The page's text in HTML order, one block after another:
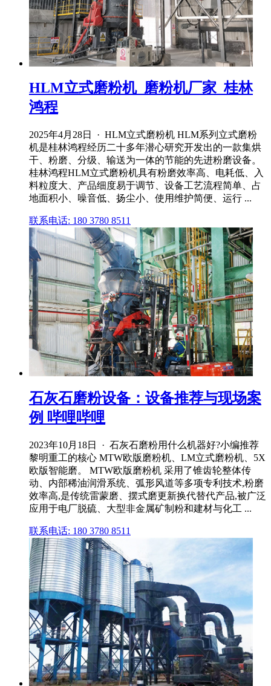
HLM立式磨粉机_磨粉机厂家_桂林
鸿程
2025年4月28日 · HLM立式磨粉机 HLM系列立式磨粉
机是桂林鸿程经历二十多年潜心研究开发出的一款集烘
干、粉磨、分级、输送为一体的节能的先进粉磨设备。
桂林鸿程HLM立式磨粉机具有粉磨效率高、电耗低、入
料粒度大、产品细度易于调节、设备工艺流程简单、占
地面积小、噪音低、扬尘小、使用维护简便、运行 ...
联系电话: 180 3780 8511
石灰石磨粉设备：设备推荐与现场案
例 哔哩哔哩
2023年10月18日 · 石灰石磨粉用什么机器好?小编推荐
黎明重工的核心 MTW欧版磨粉机、LM立式磨粉机、5X
欧版智能磨。 MTW欧版磨粉机 采用了锥齿轮整体传
动、内部稀油润滑系统、弧形风道等多项专利技术,粉磨
效率高,是传统雷蒙磨、摆式磨更新换代替代产品,被广泛
应用于电厂脱硫、大型非金属矿制粉和建材与化工 ...
联系电话: 180 3780 8511